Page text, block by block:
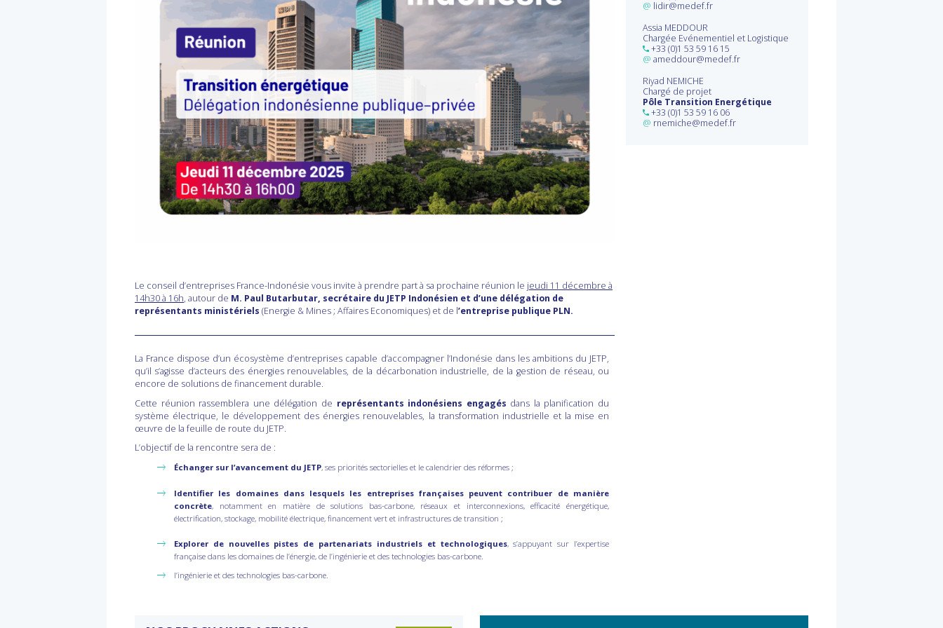
Le conseil d’entreprises France-Indonésie vous invite à prendre part à sa prochaine réunion le jeudi 11 décembre à
14h30 à 16h, autour de M. Paul Butarbutar, secrétaire du JETP Indonésien et d’une délégation de
représentants ministériels (Energie & Mines ; Affaires Economiques) et de l’entreprise publique PLN.
La France dispose d’un écosystème d’entreprises capable d’accompagner l’Indonésie dans les ambitions du JETP,
qu’il s’agisse d’acteurs des énergies renouvelables, de la décarbonation industrielle, de la gestion de réseau, ou
encore de solutions de financement durable.
Cette réunion rassemblera une délégation de représentants indonésiens engagés dans la planification du
système électrique, le développement des énergies renouvelables, la transformation industrielle et la mise en
œuvre de la feuille de route du JETP.
L’objectif de la rencontre sera de :
Échanger sur l’avancement du JETP, ses priorités sectorielles et le calendrier des réformes ;
Identifier les domaines dans lesquels les entreprises françaises peuvent contribuer de manière
concrète, notamment en matière de solutions bas-carbone, réseaux et interconnexions, efficacité énergétique,
électrification, stockage, mobilité électrique, financement vert et infrastructures de transition ;
Explorer de nouvelles pistes de partenariats industriels et technologiques, s’appuyant sur l’expertise
française dans les domaines de l’énergie, de l’ingénierie et des technologies bas-carbone.
l’ingénierie et des technologies bas-carbone.
@ lidir@medef.fr
Assia MEDDOUR
Chargée Evénementiel et Logistique
+33 (0)1 53 59 16 15
@ ameddour@medef.fr
Riyad NEMICHE
Chargé de projet
Pôle Transition Energétique
+33 (0)1 53 59 16 06
@ rnemiche@medef.fr